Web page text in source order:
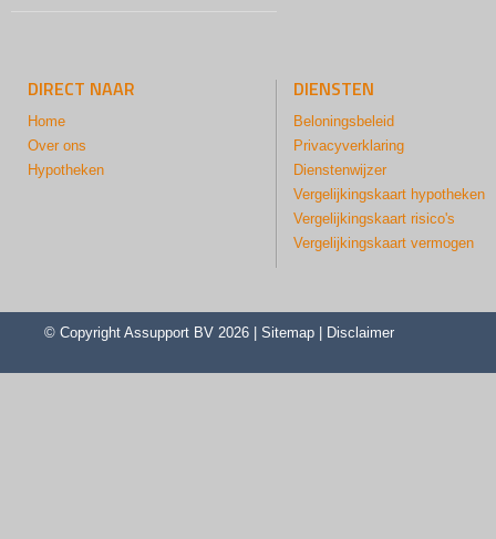
DIRECT NAAR
Home
Over ons
Hypotheken
DIENSTEN
Beloningsbeleid
Privacyverklaring
Dienstenwijzer
Vergelijkingskaart hypotheken
Vergelijkingskaart risico's
Vergelijkingskaart vermogen
© Copyright Assupport BV 2026 | Sitemap Disclaimer